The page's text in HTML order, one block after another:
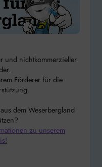
und nichtkommerzieller
Förderer für die
dem Weserbergland
zu unserem